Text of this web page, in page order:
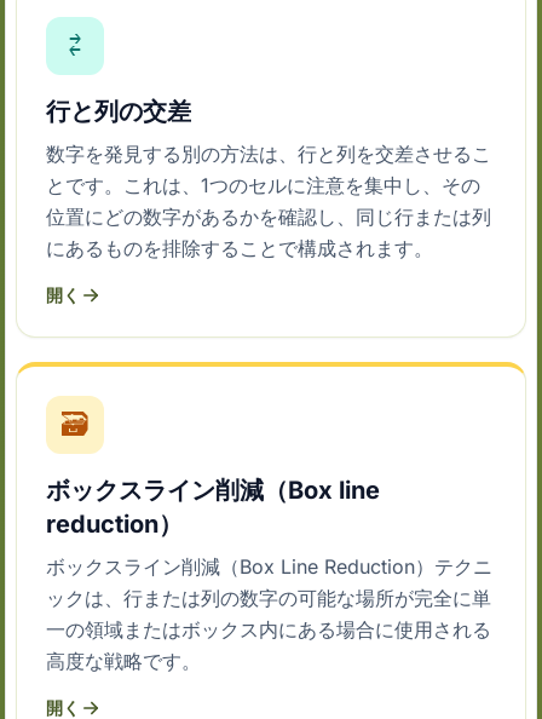
⇄
行と列の交差
数字を発見する別の方法は、行と列を交差させるこ
とです。これは、1つのセルに注意を集中し、その
位置にどの数字があるかを確認し、同じ行または列
にあるものを排除することで構成されます。
開く
🗃
ボックスライン削減（Box line
reduction）
ボックスライン削減（Box Line Reduction）テクニ
ックは、行または列の数字の可能な場所が完全に単
一の領域またはボックス内にある場合に使用される
高度な戦略です。
開く